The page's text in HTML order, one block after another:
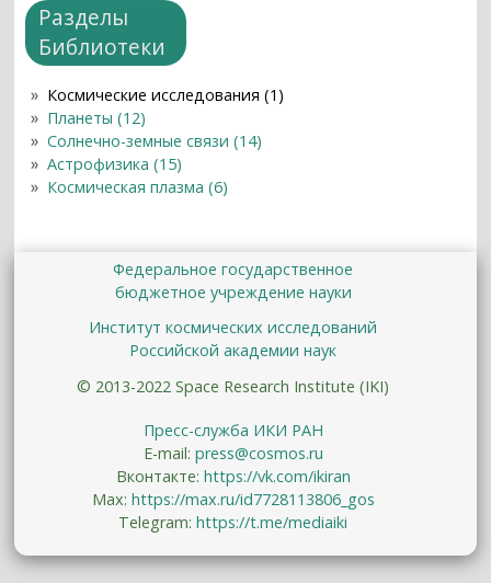
Разделы
Библиотеки
Космические исследования (1)
Планеты (12)
Солнечно-земные связи (14)
Астрофизика (15)
Космическая плазма (6)
Федеральное государственное
бюджетное учреждение науки
Институт космических исследований
Российской академии наук
© 2013-2022 Space Research Institute (IKI)
Пресс-служба ИКИ РАН
E-mail: press@cosmos.ru
Вконтакте: https://vk.com/ikiran
Max: https://max.ru/id7728113806_gos
Telegram:https://t.me/mediaiki